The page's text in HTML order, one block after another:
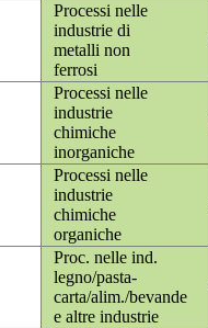
Processi nelle
industrie di
metalli non
ferrosi
Processi nelle
industrie
chimiche
inorganiche
Processi nelle
industrie
chimiche
organiche
Proc. nelle ind.
legno/pasta-
carta/alim./bevande
e altre industrie